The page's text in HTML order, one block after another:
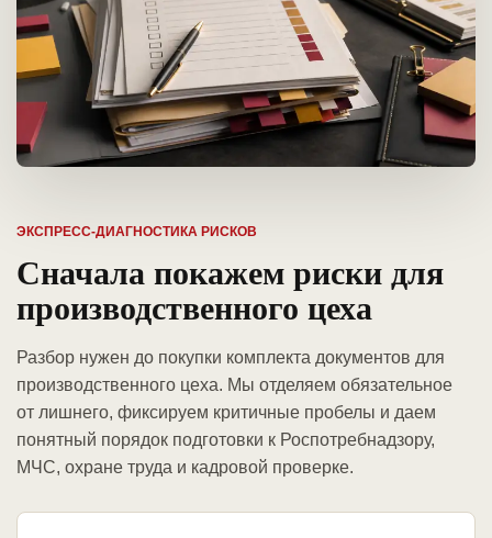
ЭКСПРЕСС-ДИАГНОСТИКА РИСКОВ
Сначала покажем риски для
производственного цеха
Разбор нужен до покупки комплекта документов для
производственного цеха. Мы отделяем обязательное
от лишнего, фиксируем критичные пробелы и даем
понятный порядок подготовки к Роспотребнадзору,
МЧС, охране труда и кадровой проверке.